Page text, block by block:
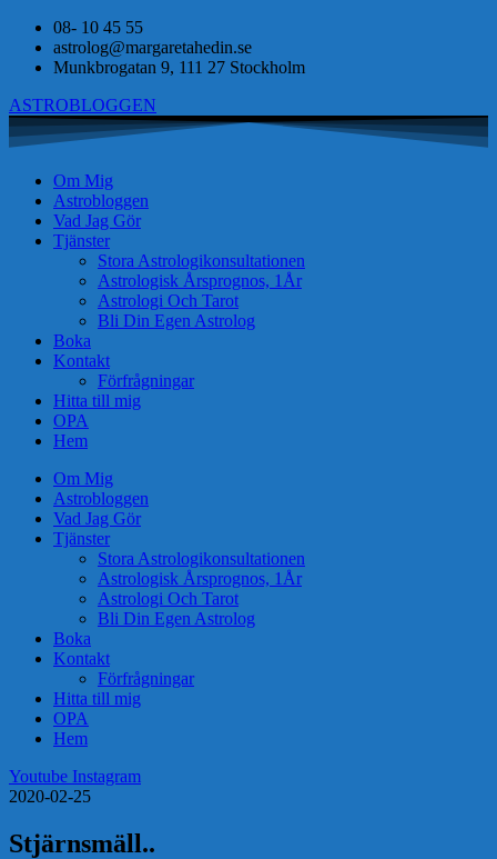
08- 10 45 55
astrolog@margaretahedin.se
Munkbrogatan 9, 111 27 Stockholm
ASTROBLOGGEN
Om Mig
Astrobloggen
Vad Jag Gör
Tjänster
Stora Astrologikonsultationen
Astrologisk Årsprognos, 1År
Astrologi Och Tarot
Bli Din Egen Astrolog
Boka
Kontakt
Förfrågningar
Hitta till mig
OPA
Hem
Om Mig
Astrobloggen
Vad Jag Gör
Tjänster
Stora Astrologikonsultationen
Astrologisk Årsprognos, 1År
Astrologi Och Tarot
Bli Din Egen Astrolog
Boka
Kontakt
Förfrågningar
Hitta till mig
OPA
Hem
Youtube Instagram
2020-02-25
Stjärnsmäll..